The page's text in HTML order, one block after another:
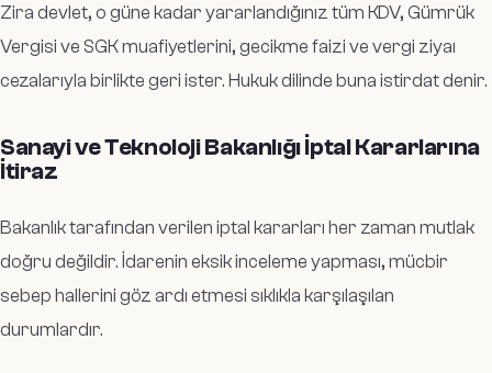
Zira devlet, o güne kadar yararlandığınız tüm KDV, Gümrük
Vergisi ve SGK muafiyetlerini, gecikme faizi ve vergi ziyaı
cezalarıyla birlikte geri ister. Hukuk dilinde buna istirdat denir.
Sanayi ve Teknoloji Bakanlığı İptal Kararlarına
İtiraz
Bakanlık tarafından verilen iptal kararları her zaman mutlak
doğru değildir. İdarenin eksik inceleme yapması, mücbir
sebep hallerini göz ardı etmesi sıklıkla karşılaşılan
durumlardır.